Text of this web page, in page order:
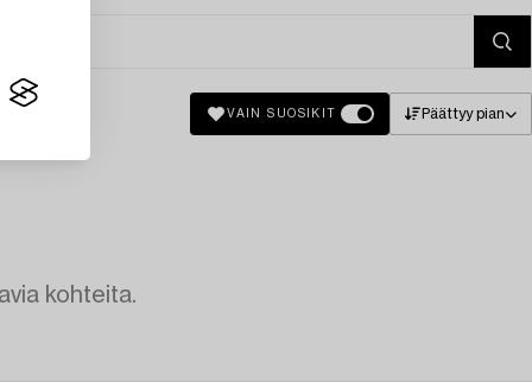
VAIN SUOSIKIT Päättyy pian
kohteita.